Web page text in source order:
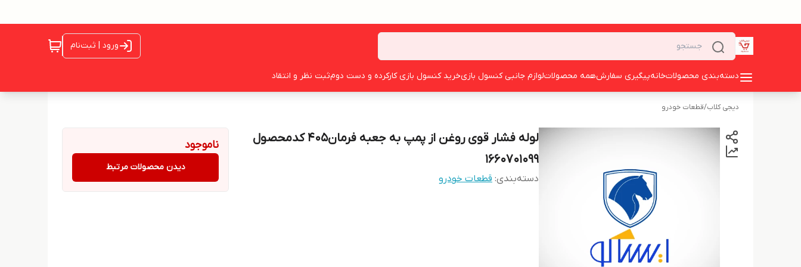
ورود | ثبت‌نام
دسته‌بندی محصولاتخانهپیگیری سفارشهمه محصولاتلوازم جانبی کنسول بازیخرید کنسول بازی کارکرده و دست دومثبت نظر و انتقاد
دیجی کلاب/قطعات خودرو
لوله فشار قوی روغن از پمپ به جعبه فرمان405 کدمحصول
1660701099
دسته‌بندی: قطعات خودرو
ناموجود
دیدن محصولات مرتبط